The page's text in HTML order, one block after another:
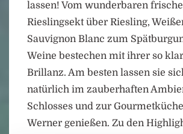
lassen! Vom wunderbaren
Rieslingsekt über Riesling,
Sauvignon Blanc zum
Weine bestechen mit ihrer so
Brillanz. Am besten lassen sie
natürlich im zauberhaften
Schlosses und zur
Werner genießen. Zu den